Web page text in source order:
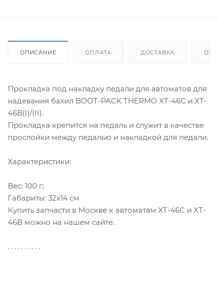
ОПИСАНИЕ ОПЛАТА ДОСТАВКА
Прокладка под накладку педали для автоматов для
надевания бахил BOOT-PACK THERMO XT-46C и XT-
46B(I)/(II).
Прокладка крепится на педаль и служит в качестве
прослойки между педалью и накладкой для педали.
Характеристики:
Вес: 100 г;
Габариты: 32х14 см
Купить запчасти в Москве к автоматам XT-46C и XT-
46B можно на нашем сайте.
. . . . . . . . . .